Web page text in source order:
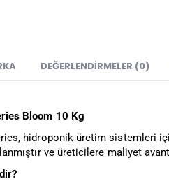
DEĞERLENDIRMELER (0)
Bloom 10 Kg
hidroponik üretim sistemleri
ve üreticilere maliyet